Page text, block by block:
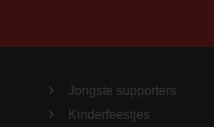
Jongste supporters
Kinderfeestjes